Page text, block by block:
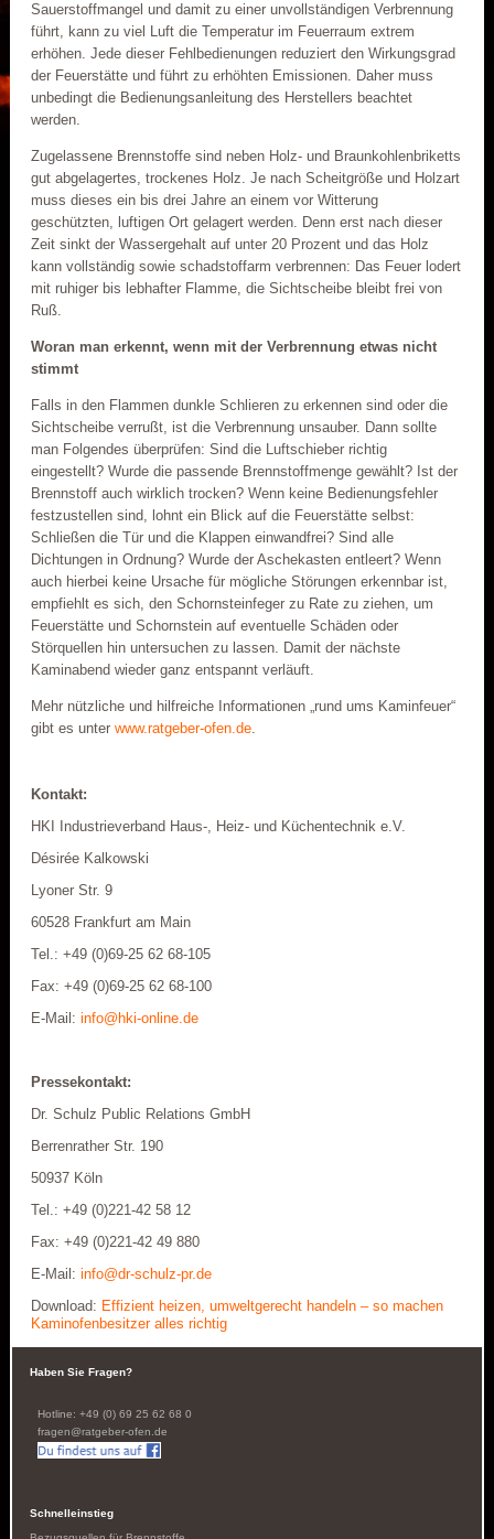
Sauerstoffmangel und damit zu einer unvollständigen Verbrennung
führt, kann zu viel Luft die Temperatur im Feuerraum extrem
erhöhen. Jede dieser Fehlbedienungen reduziert den Wirkungsgrad
der Feuerstätte und führt zu erhöhten Emissionen. Daher muss
unbedingt die Bedienungsanleitung des Herstellers beachtet
werden.
Zugelassene Brennstoffe sind neben Holz- und Braunkohlenbriketts
gut abgelagertes, trockenes Holz. Je nach Scheitgröße und Holzart
muss dieses ein bis drei Jahre an einem vor Witterung
geschützten, luftigen Ort gelagert werden. Denn erst nach dieser
Zeit sinkt der Wassergehalt auf unter 20 Prozent und das Holz
kann vollständig sowie schadstoffarm verbrennen: Das Feuer lodert
mit ruhiger bis lebhafter Flamme, die Sichtscheibe bleibt frei von
Ruß.
Woran man erkennt, wenn mit der Verbrennung etwas nicht
stimmt
Falls in den Flammen dunkle Schlieren zu erkennen sind oder die
Sichtscheibe verrußt, ist die Verbrennung unsauber. Dann sollte
man Folgendes überprüfen: Sind die Luftschieber richtig
eingestellt? Wurde die passende Brennstoffmenge gewählt? Ist der
Brennstoff auch wirklich trocken? Wenn keine Bedienungsfehler
festzustellen sind, lohnt ein Blick auf die Feuerstätte selbst:
Schließen die Tür und die Klappen einwandfrei? Sind alle
Dichtungen in Ordnung? Wurde der Aschekasten entleert? Wenn
auch hierbei keine Ursache für mögliche Störungen erkennbar ist,
empfiehlt es sich, den Schornsteinfeger zu Rate zu ziehen, um
Feuerstätte und Schornstein auf eventuelle Schäden oder
Störquellen hin untersuchen zu lassen. Damit der nächste
Kaminabend wieder ganz entspannt verläuft.
Mehr nützliche und hilfreiche Informationen „rund ums Kaminfeuer“
gibt es unter www.ratgeber-ofen.de.
Kontakt:
HKI Industrieverband Haus-, Heiz- und Küchentechnik e.V.
Désirée Kalkowski
Lyoner Str. 9
60528 Frankfurt am Main
Tel.: +49 (0)69-25 62 68-105
Fax: +49 (0)69-25 62 68-100
E-Mail: info@hki-online.de
Pressekontakt:
Dr. Schulz Public Relations GmbH
Berrenrather Str. 190
50937 Köln
Tel.: +49 (0)221-42 58 12
Fax: +49 (0)221-42 49 880
E-Mail: info@dr-schulz-pr.de
Download: Effizient heizen, umweltgerecht handeln – so machen
Kaminofenbesitzer alles richtig
Haben Sie Fragen?
Hotline: +49 (0) 69 25 62 68 0
fragen@ratgeber-ofen.de
Schnelleinstieg